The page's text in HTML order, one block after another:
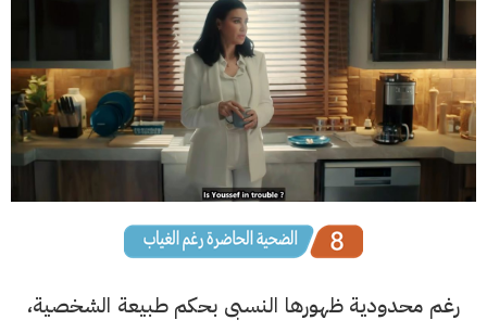
رغم محدودية ظهورها النسبى بحكم طبيعة الشخصية،